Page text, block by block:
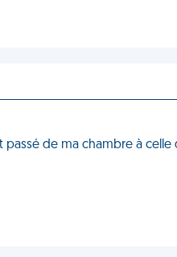
de ma chambre à celle